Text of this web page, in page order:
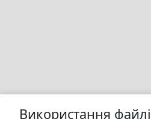
Використання